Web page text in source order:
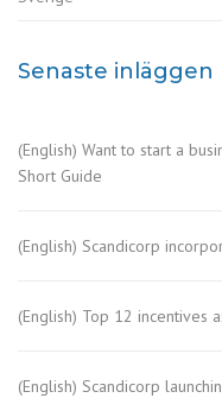
Senaste inläggen
(English) Want to start a
Short Guide
(English) Scandicorp
(English) Top 12 incentives
(English) Scandicorp